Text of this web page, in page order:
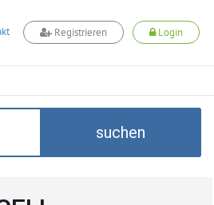
Registrieren Login
suchen